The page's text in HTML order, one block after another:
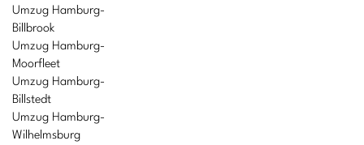
Umzug Hamburg-
Billbrook
Umzug Hamburg-
Moorfleet
Umzug Hamburg-
Billstedt
Umzug Hamburg-
Wilhelmsburg